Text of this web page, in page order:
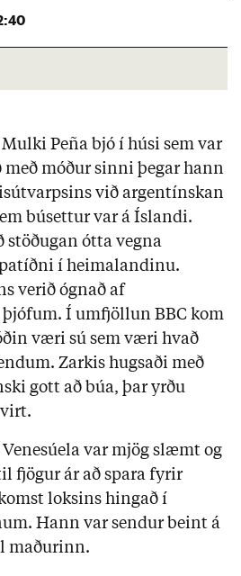
Peña bjó í húsi sem var
móður sinni þegar hann
við argentínskan
búsettur var á Íslandi.
stöðugan ótta vegna
í heimalandinu.
verið ógnað af
Í umfjöllun BBC kom
væri sú sem væri hvað
Zarkis hugsaði með
gott að búa, þar yrðu
var mjög slæmt og
fjögur ár að spara fyrir
loksins hingað í
Hann var sendur beint á
maðurinn.